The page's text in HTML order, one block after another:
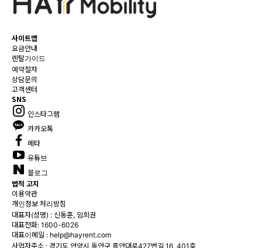
사이트맵
요금안내
렌탈가이드
예약절차
상담문의
고객센터
SNS
인스타그램
카카오톡
메타
유튜브
블로그
법적 고지
이용약관
개인정보 처리방침
대표자(성명) : 신동훈, 임희권
대표전화: 1600-6026
대표이메일 : help@hayrent.com
사업자주소 : 경기도 안양시 동안구 흥안대로427번길 16, 401호